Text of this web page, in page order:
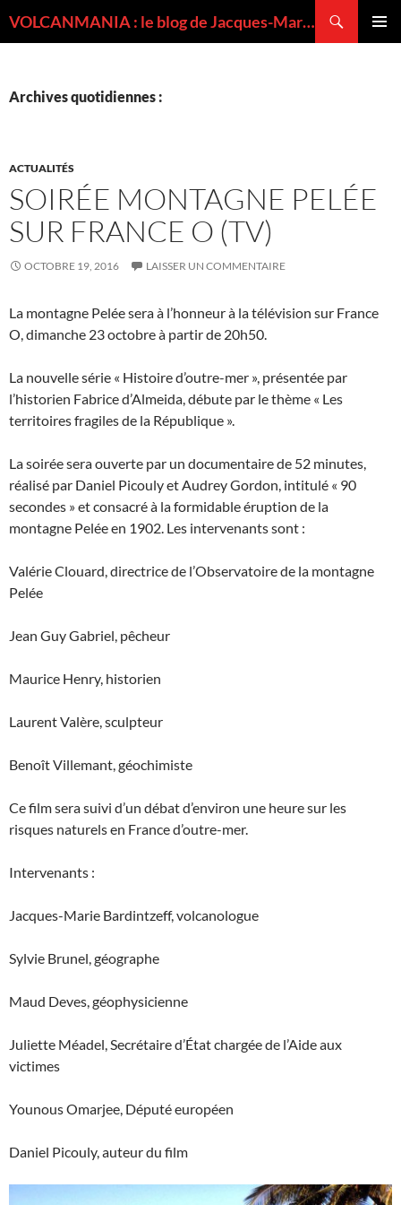
VOLCANMANIA : le blog de Jacques-Marie BARDINTZEFF, volcanologue
Archives quotidiennes :
ACTUALITÉS
SOIRÉE MONTAGNE PELÉE
SUR FRANCE O (TV)
OCTOBRE 19, 2016 LAISSER UN COMMENTAIRE
La montagne Pelée sera à l’honneur à la télévision sur France
O, dimanche 23 octobre à partir de 20h50.
La nouvelle série « Histoire d’outre-mer », présentée par
l’historien Fabrice d’Almeida, débute par le thème « Les
territoires fragiles de la République ».
La soirée sera ouverte par un documentaire de 52 minutes,
réalisé par Daniel Picouly et Audrey Gordon, intitulé « 90
secondes » et consacré à la formidable éruption de la
montagne Pelée en 1902. Les intervenants sont :
Valérie Clouard, directrice de l’Observatoire de la montagne
Pelée
Jean Guy Gabriel, pêcheur
Maurice Henry, historien
Laurent Valère, sculpteur
Benoît Villemant, géochimiste
Ce film sera suivi d’un débat d’environ une heure sur les
risques naturels en France d’outre-mer.
Intervenants :
Jacques-Marie Bardintzeff, volcanologue
Sylvie Brunel, géographe
Maud Deves, géophysicienne
Juliette Méadel, Secrétaire d’État chargée de l’Aide aux
victimes
Younous Omarjee, Député européen
Daniel Picouly, auteur du film